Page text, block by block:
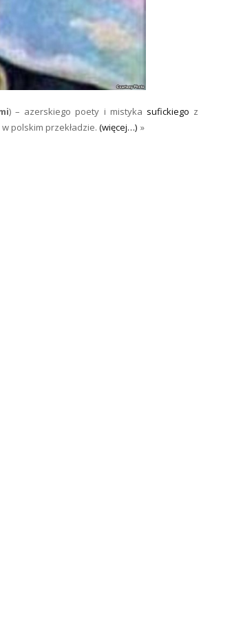
) – azerskiego poety i mistyka sufickiego z
polskim przekładzie. (więcej…)